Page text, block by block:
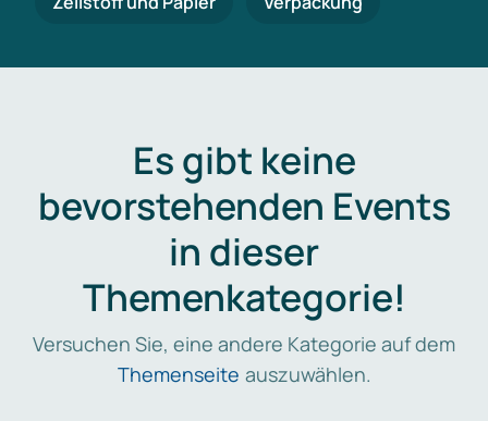
Es gibt keine
bevorstehenden Events
in dieser
Themenkategorie!
Versuchen Sie, eine andere Kategorie auf dem
Themenseite auszuwählen.